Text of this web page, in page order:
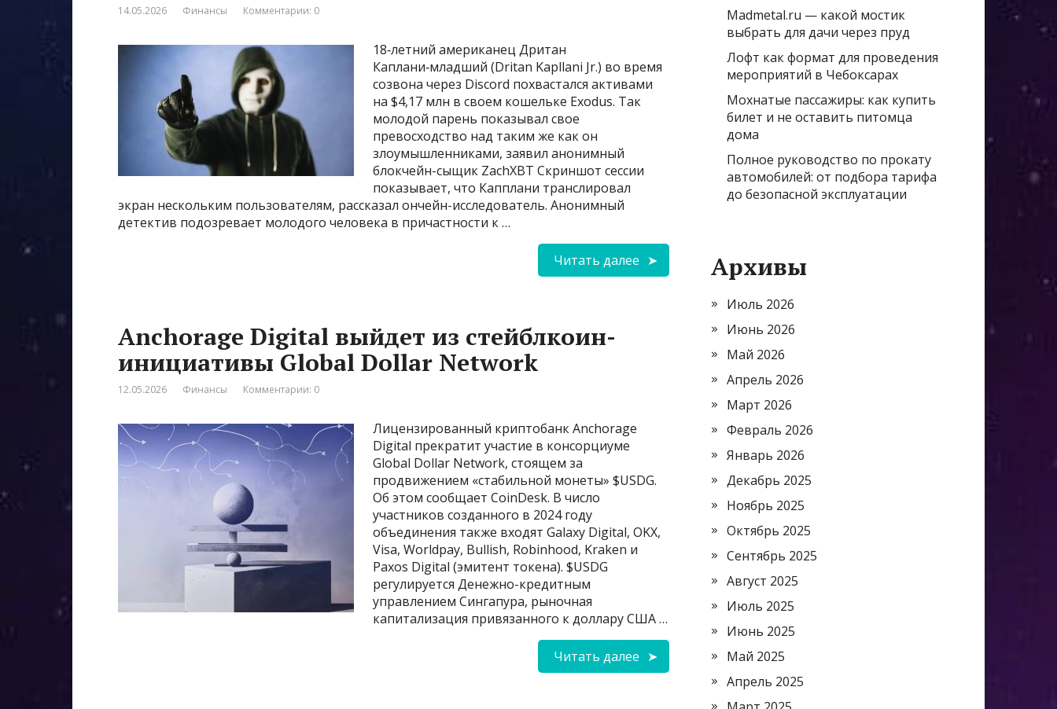
14.05.2026 Финансы Комментарии: 0
18‑летний американец Дритан
Каплани‑младший (Dritan Kapllani Jr.) во время
созвона через Discord похвастался активами
на $4,17 млн в своем кошельке Exodus. Так
молодой парень показывал свое
превосходство над таким же как он
злоумышленниками, заявил анонимный
блокчейн-сыщик ZachXBT Скриншот сессии
показывает, что Капплани транслировал
экран нескольким пользователям, рассказал ончейн-исследователь. Анонимный
детектив подозревает молодого человека в причастности к …
Читать далее
Anchorage Digital выйдет из стейблкоин-
инициативы Global Dollar Network
12.05.2026 Финансы Комментарии: 0
Лицензированный криптобанк Anchorage
Digital прекратит участие в консорциуме
Global Dollar Network, стоящем за
продвижением «стабильной монеты» $USDG.
Об этом сообщает CoinDesk. В число
участников созданного в 2024 году
объединения также входят Galaxy Digital, OKX,
Visa, Worldpay, Bullish, Robinhood, Kraken и
Paxos Digital (эмитент токена). $USDG
регулируется Денежно-кредитным
управлением Сингапура, рыночная
капитализация привязанного к доллару США …
Читать далее
Madmetal.ru — какой мостик
выбрать для дачи через пруд
Лофт как формат для проведения
мероприятий в Чебоксарах
Мохнатые пассажиры: как купить
билет и не оставить питомца
дома
Полное руководство по прокату
автомобилей: от подбора тарифа
до безопасной эксплуатации
Архивы
Июль 2026
Июнь 2026
Май 2026
Апрель 2026
Март 2026
Февраль 2026
Январь 2026
Декабрь 2025
Ноябрь 2025
Октябрь 2025
Сентябрь 2025
Август 2025
Июль 2025
Июнь 2025
Май 2025
Апрель 2025